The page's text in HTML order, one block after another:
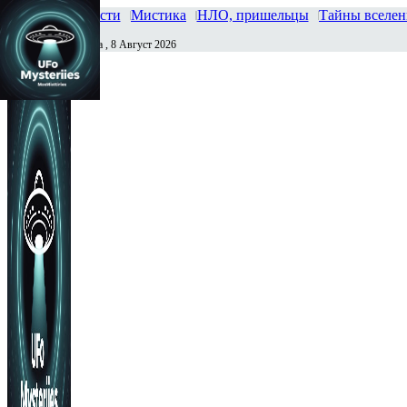
Главная Новости Мистика НЛО, пришельцы Тайны
Сегодня Суббота , 8 Август 2026